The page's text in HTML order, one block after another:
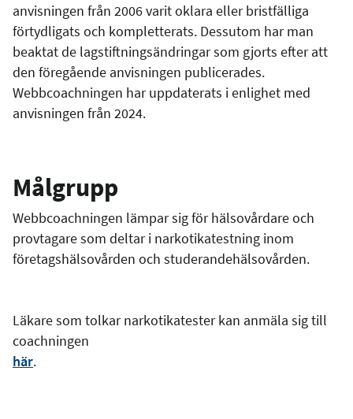
anvisningen från 2006 varit oklara eller bristfälliga
förtydligats och kompletterats. Dessutom har man
beaktat de lagstiftningsändringar som gjorts efter att
den föregående anvisningen publicerades.
Webbcoachningen har uppdaterats i enlighet med
anvisningen från 2024.
Målgrupp
Webbcoachningen lämpar sig för hälsovårdare och
provtagare som deltar i narkotikatestning inom
företagshälsovården och studerandehälsovården.
Läkare som tolkar narkotikatester kan anmäla sig till
coachningen
här.